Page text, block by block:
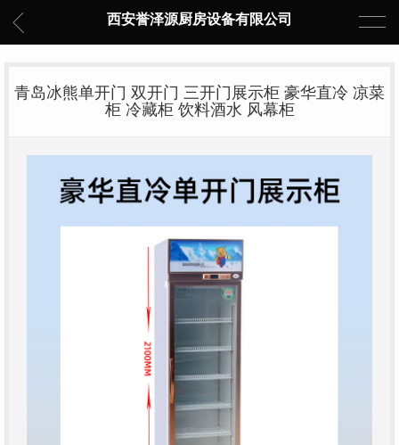
西安誉泽源厨房设备有限公司
青岛冰熊单开门 双开门 三开门展示柜 豪华直冷 凉菜
柜 冷藏柜 饮料酒水 风幕柜